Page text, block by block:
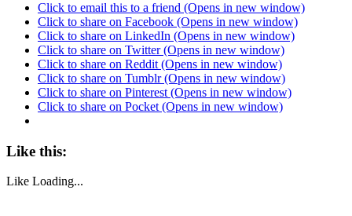
Click to email this to a friend (Opens in new window)
Click to share on Facebook (Opens in new window)
Click to share on LinkedIn (Opens in new window)
Click to share on Twitter (Opens in new window)
Click to share on Reddit (Opens in new window)
Click to share on Tumblr (Opens in new window)
Click to share on Pinterest (Opens in new window)
Click to share on Pocket (Opens in new window)
Like this:
Like Loading...